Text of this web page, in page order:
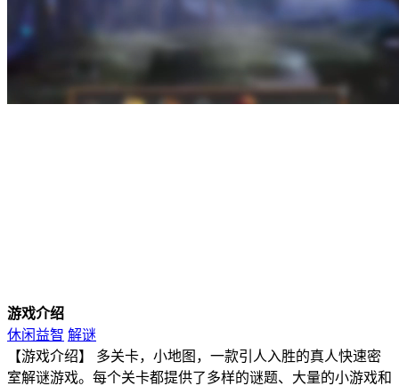
游戏介绍
休闲益智 解谜
【游戏介绍】 多关卡，小地图，一款引人入胜的真人快速密
室解谜游戏。每个关卡都提供了多样的谜题、大量的小游戏和